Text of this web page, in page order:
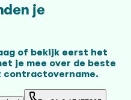
je
of bekijk eerst het
je mee over de beste
contractovername.